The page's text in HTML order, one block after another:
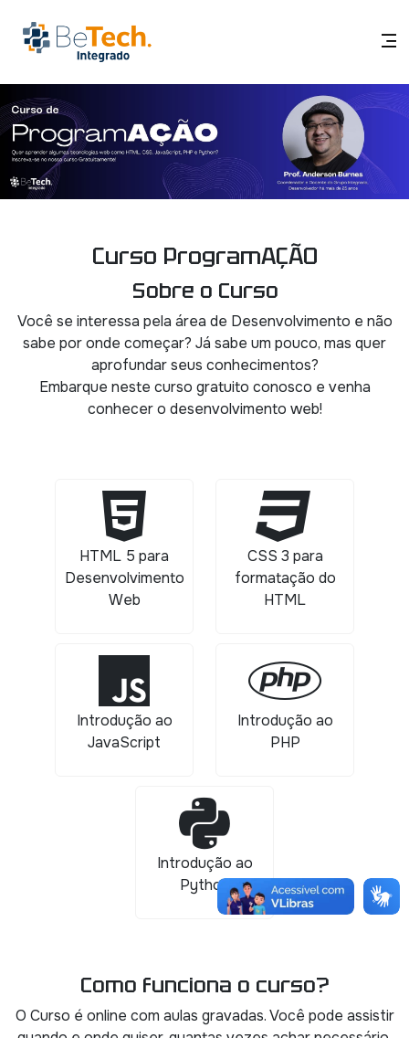
Curso ProgramAÇÃO
Sobre o Curso
Você se interessa pela área de Desenvolvimento e não
sabe por onde começar? Já sabe um pouco, mas quer
aprofundar seus conhecimentos?
Embarque neste curso gratuito conosco e venha
conhecer o desenvolvimento web!
HTML 5 para
Desenvolvimento
Web
CSS 3 para
formatação do
HTML
Introdução ao
JavaScript
Introdução ao
PHP
Introdução ao
Python
Como funciona o curso?
O Curso é online com aulas gravadas. Você pode assistir